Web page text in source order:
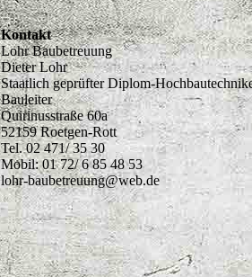
Kontakt
Lohr Baubetreuung
Dieter Lohr
Staatlich geprüfter Diplom-
Bauleiter
Quirinusstraße 60a
52159 Roetgen-Rott
Tel. 02 471/ 35 30
Mobil: 01 72/ 6 85 48 53
lohr-baubetreuung@web.de